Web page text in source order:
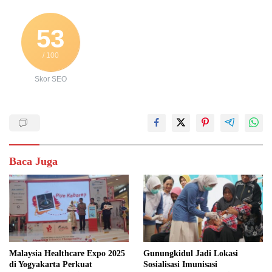
53
/ 100
Skor SEO
Baca Juga
Malaysia Healthcare Expo 2025
di Yogyakarta Perkuat
Gunungkidul Jadi Lokasi
Sosialisasi Imunisasi